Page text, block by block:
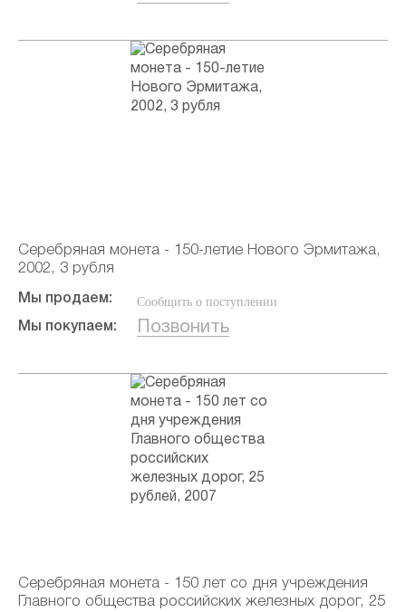
Серебряная монета - 150-летие Нового Эрмитажа,
2002, 3 рубля
Мы продаем: Сообщить о поступлении
Мы покупаем: Позвонить
Серебряная монета - 150 лет со дня учреждения
Главного общества российских железных дорог, 25